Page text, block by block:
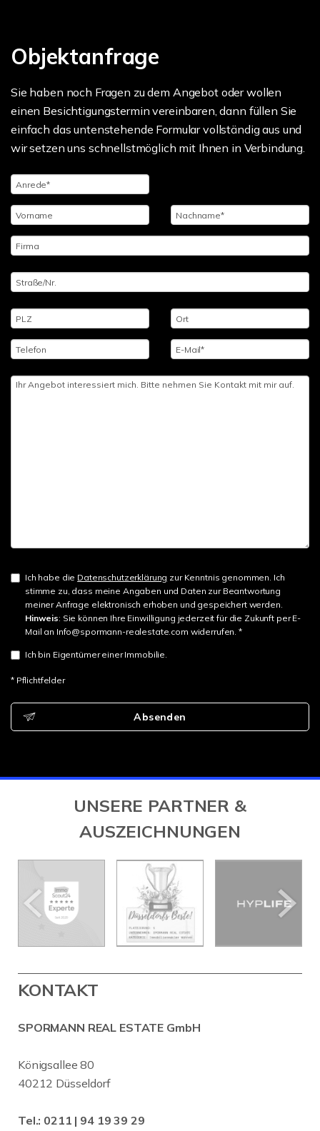
Objektanfrage
Sie haben noch Fragen zu dem Angebot oder wollen
einen Besichtigungstermin vereinbaren, dann füllen Sie
einfach das untenstehende Formular vollständig aus und
wir setzen uns schnellstmöglich mit Ihnen in Verbindung.
Ich habe die Datenschutzerklärung zur Kenntnis genommen. Ich
stimme zu, dass meine Angaben und Daten zur Beantwortung
meiner Anfrage elektronisch erhoben und gespeichert werden.
Hinweis: Sie können Ihre Einwilligung jederzeit für die Zukunft per E-
Mail an Info@spormann-realestate.com widerrufen. *
Ich bin Eigentümer einer Immobilie.
* Pflichtfelder
Absenden
UNSERE PARTNER &
AUSZEICHNUNGEN
KONTAKT
SPORMANN REAL ESTATE GmbH
Königsallee 80
40212 Düsseldorf
Tel.: 0211 | 94 19 39 29